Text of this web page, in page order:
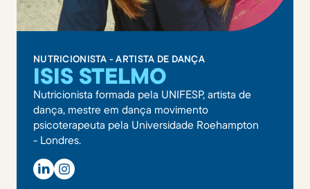
NUTRICIONISTA - ARTISTA DE DANÇA
ISIS STELMO
Nutricionista formada pela UNIFESP, artista de
dança, mestre em dança movimento
psicoterapeuta pela Universidade Roehampton
- Londres.